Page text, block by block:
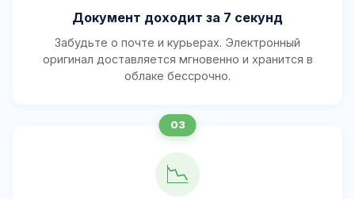
Документ доходит за 7 секунд
Забудьте о почте и курьерах. Электронный
оригинал доставляется мгновенно и хранится в
облаке бессрочно.
📉